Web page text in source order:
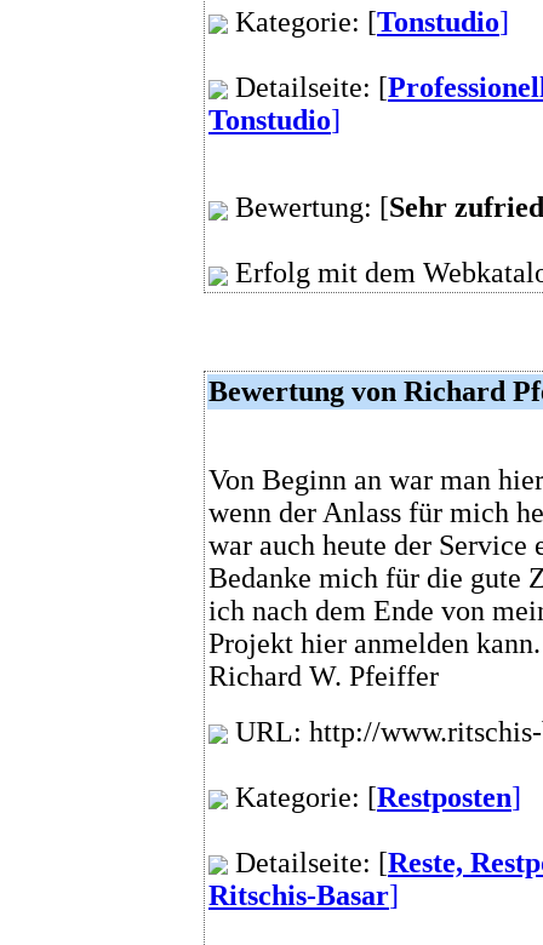
Kategorie: [Tonstudio]
Detailseite: [
Tonstudio]
Bewertung: [Sehr
Erfolg mit dem
Bewertung von Richard
Von Beginn an war man
wenn der Anlass für mich
war auch heute der
Bedanke mich für die gute
ich nach dem Ende von
Projekt hier anmelden
Richard W. Pfeiffer
URL: http://www.ritschis-
Kategorie: [Restposten]
Detailseite: [Reste,
Ritschis-Basar]